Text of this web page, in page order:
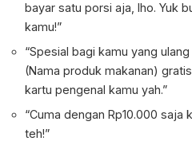
bayar satu porsi aja, lho. Yuk
kamu!”
“Spesial bagi kamu yang
(Nama produk makanan)
kartu pengenal kamu yah.”
“Cuma dengan Rp10.000 saja
teh!”